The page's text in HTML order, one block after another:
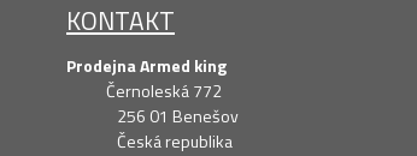
KONTAKT
Prodejna Armed king
Černoleská 772
256 01 Benešov
Česká republika